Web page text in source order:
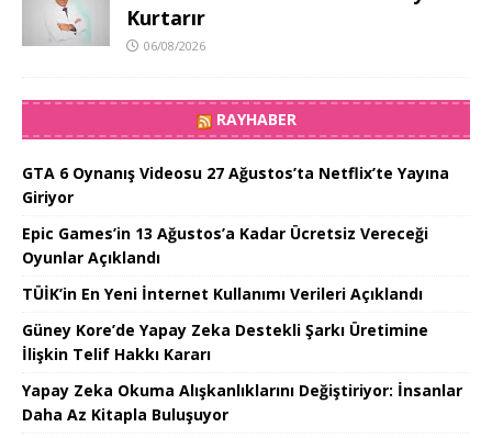
Kurtarır
06/08/2026
RAYHABER
GTA 6 Oynanış Videosu 27 Ağustos’ta Netflix’te Yayına
Giriyor
Epic Games’in 13 Ağustos’a Kadar Ücretsiz Vereceği
Oyunlar Açıklandı
TÜİK’in En Yeni İnternet Kullanımı Verileri Açıklandı
Güney Kore’de Yapay Zeka Destekli Şarkı Üretimine
İlişkin Telif Hakkı Kararı
Yapay Zeka Okuma Alışkanlıklarını Değiştiriyor: İnsanlar
Daha Az Kitapla Buluşuyor